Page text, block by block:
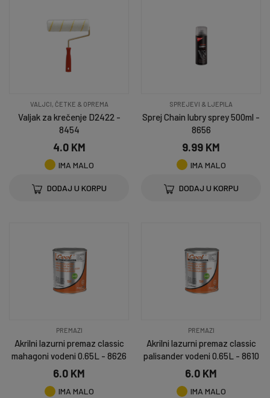
VALJCI, ČETKE & OPREMA
Valjak za krečenje D2422 -
8454
4.0 KM
IMA MALO
DODAJ U KORPU
SPREJEVI & LJEPILA
Sprej Chain lubry sprey 500ml -
8656
9.99 KM
IMA MALO
DODAJ U KORPU
PREMAZI
Akrilni lazurni premaz classic
mahagoni vodeni 0.65L - 8626
6.0 KM
IMA MALO
PREMAZI
Akrilni lazurni premaz classic
palisander vodeni 0.65L - 8610
6.0 KM
IMA MALO